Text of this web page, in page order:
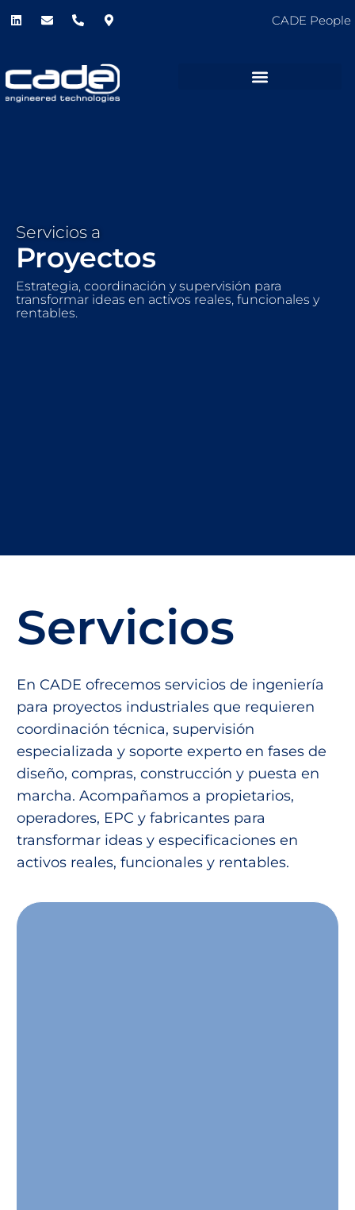
CADE People
Servicios a
Proyectos
Estrategia, coordinación y supervisión para
transformar ideas en activos reales, funcionales y
rentables.
Servicios
En CADE ofrecemos servicios de ingeniería
para proyectos industriales que requieren
coordinación técnica, supervisión
especializada y soporte experto en fases de
diseño, compras, construcción y puesta en
marcha. Acompañamos a propietarios,
operadores, EPC y fabricantes para
transformar ideas y especificaciones en
activos reales, funcionales y rentables.